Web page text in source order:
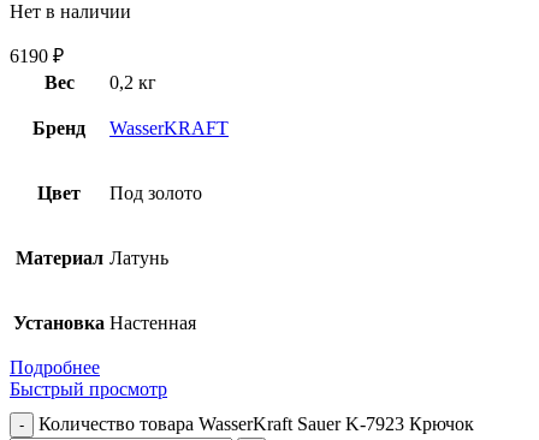
Нет в наличии
6190 ₽
Вес
0,2 кг
Бренд WasserKRAFT
Цвет Под золото
Материал Латунь
Установка Настенная
Подробнее
Быстрый просмотр
Количество товара WasserKraft Sauer K-7923 Крючок